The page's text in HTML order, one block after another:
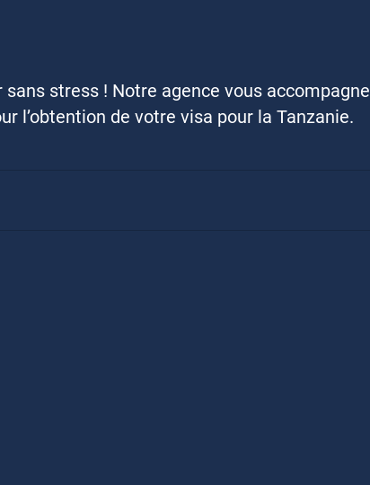
stress ! Notre agence vous accompagne
l’obtention de votre visa pour la Tanzanie.